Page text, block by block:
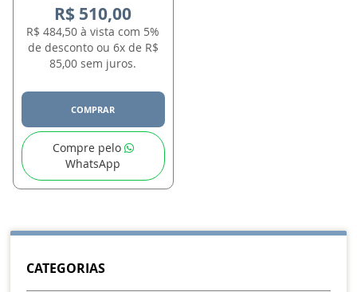
R$ 510,00
R$ 484,50 à vista com 5%
de desconto ou 6x de R$
85,00 sem juros.
COMPRAR
Compre pelo
WhatsApp
CATEGORIAS